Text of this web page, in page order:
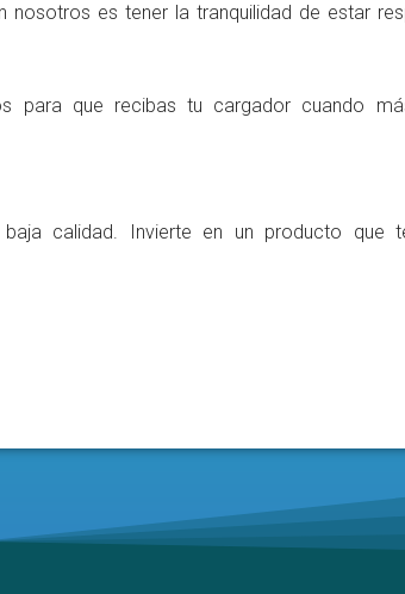
es tener la tranquilidad de estar
para que recibas tu cargador cuando
calidad. Invierte en un producto que